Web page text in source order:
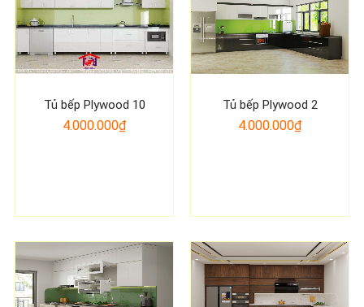
Tủ bếp Plywood 10
4.000.000₫
Tủ bếp Plywood 2
4.000.000₫